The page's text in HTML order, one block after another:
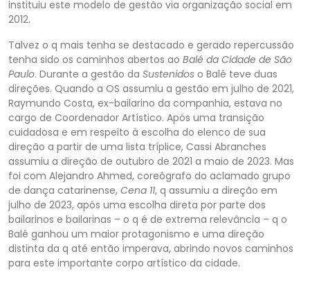
instituiu este modelo de gestão via organização social em
2012.
Talvez o q mais tenha se destacado e gerado repercussão
tenha sido os caminhos abertos ao Balé da Cidade de São
Paulo. Durante a gestão da Sustenidos o Balé teve duas
direções. Quando a OS assumiu a gestão em julho de 2021,
Raymundo Costa, ex-bailarino da companhia, estava no
cargo de Coordenador Artístico. Após uma transição
cuidadosa e em respeito à escolha do elenco de sua
direção a partir de uma lista tríplice, Cassi Abranches
assumiu a direção de outubro de 2021 a maio de 2023. Mas
foi com Alejandro Ahmed, coreógrafo do aclamado grupo
de dança catarinense, Cena 11, q assumiu a direção em
julho de 2023, após uma escolha direta por parte dos
bailarinos e bailarinas – o q é de extrema relevância – q o
Balé ganhou um maior protagonismo e uma direção
distinta da q até então imperava, abrindo novos caminhos
para este importante corpo artístico da cidade.